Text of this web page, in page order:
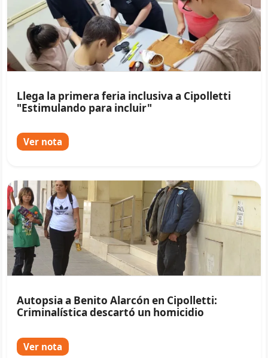
Llega la primera feria inclusiva a Cipolletti
"Estimulando para incluir"
Ver nota
Autopsia a Benito Alarcón en Cipolletti:
Criminalística descartó un homicidio
Ver nota